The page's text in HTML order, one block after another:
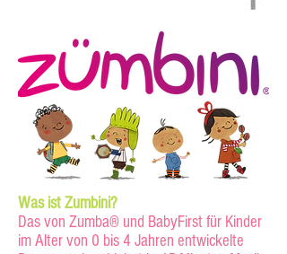
Was ist Zumbini?
Das von Zumba® und BabyFirst für Kinder
im Alter von 0 bis 4 Jahren entwickelte